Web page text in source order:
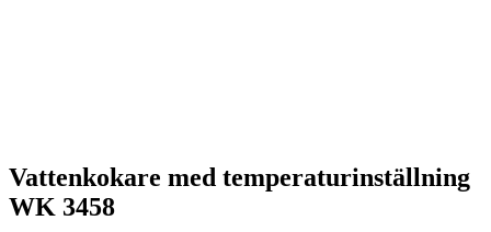
Vattenkokare med temperaturinställning
WK 3458